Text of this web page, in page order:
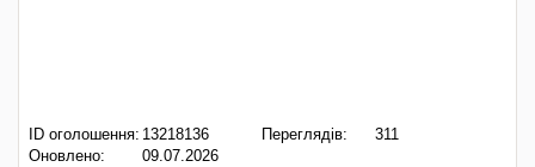
ID оголошення: 13218136
Оновлено:
09.07.2026
Переглядів: 311